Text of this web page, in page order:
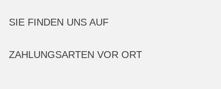
SIE FINDEN UNS AUF
ZAHLUNGSARTEN VOR ORT